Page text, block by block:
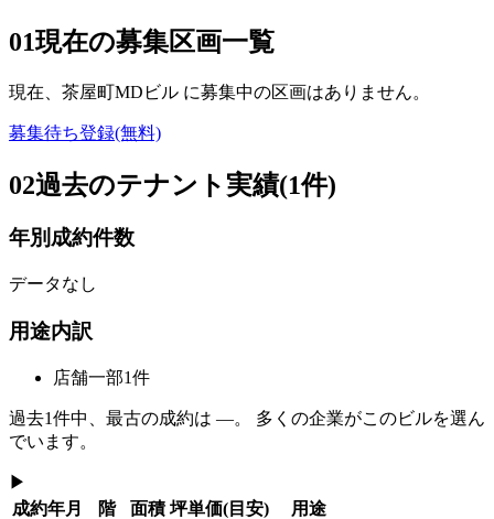
01現在の募集区画一覧
現在、 茶屋町MDビル に募集中の区画はありません。
募集待ち登録(無料)
02過去のテナント実績(1件)
年別成約件数
データなし
用途内訳
店舗一部1件
過去1件中、最古の成約は —。 多くの企業がこのビルを選ん
でいます。
▶
成約年月
階 面積 坪単価(目安)
用途